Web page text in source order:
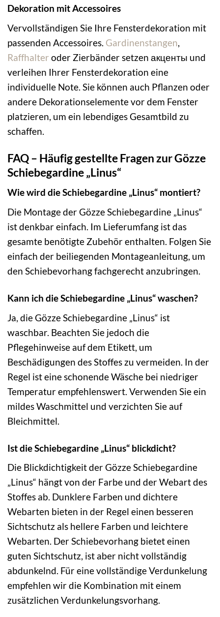
Dekoration mit Accessoires
Vervollständigen Sie Ihre Fensterdekoration mit
passenden Accessoires. Gardinenstangen,
Raffhalter oder Zierbänder setzen акценты und
verleihen Ihrer Fensterdekoration eine
individuelle Note. Sie können auch Pflanzen oder
andere Dekorationselemente vor dem Fenster
platzieren, um ein lebendiges Gesamtbild zu
schaffen.
FAQ – Häufig gestellte Fragen zur Gözze
Schiebegardine „Linus“
Wie wird die Schiebegardine „Linus“ montiert?
Die Montage der Gözze Schiebegardine „Linus“
ist denkbar einfach. Im Lieferumfang ist das
gesamte benötigte Zubehör enthalten. Folgen Sie
einfach der beiliegenden Montageanleitung, um
den Schiebevorhang fachgerecht anzubringen.
Kann ich die Schiebegardine „Linus“ waschen?
Ja, die Gözze Schiebegardine „Linus“ ist
waschbar. Beachten Sie jedoch die
Pflegehinweise auf dem Etikett, um
Beschädigungen des Stoffes zu vermeiden. In der
Regel ist eine schonende Wäsche bei niedriger
Temperatur empfehlenswert. Verwenden Sie ein
mildes Waschmittel und verzichten Sie auf
Bleichmittel.
Ist die Schiebegardine „Linus“ blickdicht?
Die Blickdichtigkeit der Gözze Schiebegardine
„Linus“ hängt von der Farbe und der Webart des
Stoffes ab. Dunklere Farben und dichtere
Webarten bieten in der Regel einen besseren
Sichtschutz als hellere Farben und leichtere
Webarten. Der Schiebevorhang bietet einen
guten Sichtschutz, ist aber nicht vollständig
abdunkelnd. Für eine vollständige Verdunkelung
empfehlen wir die Kombination mit einem
zusätzlichen Verdunkelungsvorhang.